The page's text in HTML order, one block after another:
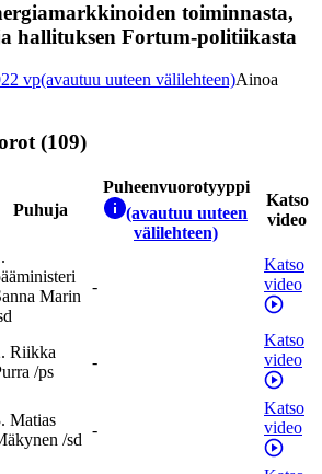
toiminnasta,
hallituksen Fortum-politiikasta
vp(avautuu uuteen välilehteen)Ainoa
(109)
Puhuja
Puheenvuorotyyppi
(avautuu uuteen
välilehteen)
Katso
video
.
Marin
-
Katso
video
. Riikka
/ps
-
Katso
video
. Matias
/sd
-
Katso
video